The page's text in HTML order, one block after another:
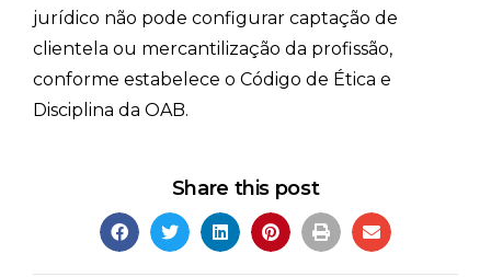
jurídico não pode configurar captação de
clientela ou mercantilização da profissão,
conforme estabelece o Código de Ética e
Disciplina da OAB.
Share this post